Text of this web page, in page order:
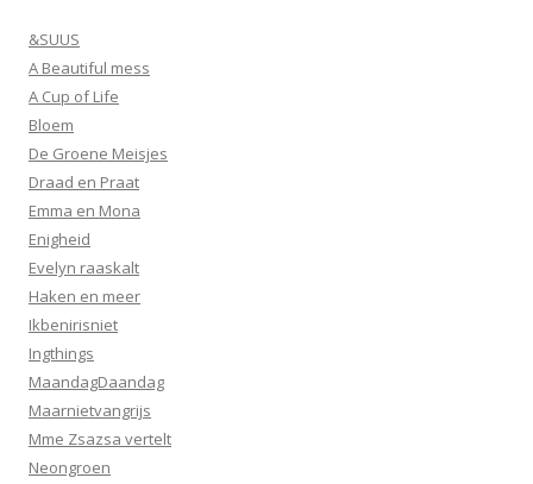
&SUUS
A Beautiful mess
A Cup of Life
Bloem
De Groene Meisjes
Draad en Praat
Emma en Mona
Enigheid
Evelyn raaskalt
Haken en meer
Ikbenirisniet
Ingthings
MaandagDaandag
Maarnietvangrijs
Mme Zsazsa vertelt
Neongroen